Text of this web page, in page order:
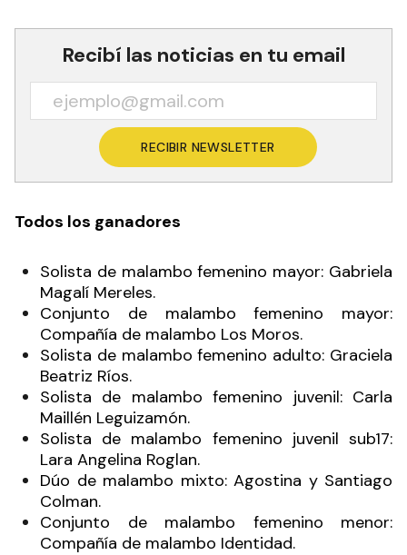
Recibí las noticias en tu email
RECIBIR NEWSLETTER
Todos los ganadores
Solista de malambo femenino mayor: Gabriela
Magalí Mereles.
Conjunto de malambo femenino mayor:
Compañía de malambo Los Moros.
Solista de malambo femenino adulto: Graciela
Beatriz Ríos.
Solista de malambo femenino juvenil: Carla
Maillén Leguizamón.
Solista de malambo femenino juvenil sub17:
Lara Angelina Roglan.
Dúo de malambo mixto: Agostina y Santiago
Colman.
Conjunto de malambo femenino menor:
Compañía de malambo Identidad.